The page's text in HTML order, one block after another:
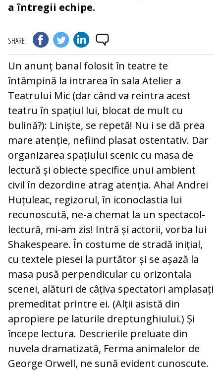
a întregii echipe.
SHARE
Un anunț banal folosit în teatre te
întâmpină la intrarea în sala Atelier a
Teatrului Mic (dar când va reintra acest
teatru în spațiul lui, blocat de mult cu
bulină?): Liniște, se repetă! Nu i se dă prea
mare atenție, nefiind plasat ostentativ. Dar
organizarea spațiului scenic cu masa de
lectură și obiecte specifice unui ambient
civil în dezordine atrag atenția. Aha! Andrei
Huțuleac, regizorul, în iconoclastia lui
recunoscută, ne-a chemat la un spectacol-
lectură, mi-am zis! Intră și actorii, vorba lui
Shakespeare. În costume de stradă inițial,
cu textele piesei la purtător și se așază la
masa pusă perpendicular cu orizontala
scenei, alături de câțiva spectatori amplasați
premeditat printre ei. (Alții asistă din
apropiere pe laturile dreptunghiului.) Și
începe lectura. Descrierile preluate din
nuvela dramatizată, Ferma animalelor de
George Orwell, ne sună evident cunoscute.